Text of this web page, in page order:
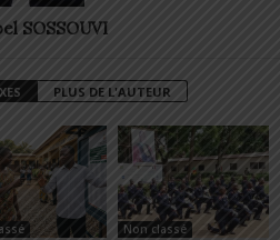
SOSSOUVI
PLUS DE L'AUTEUR
Non classé